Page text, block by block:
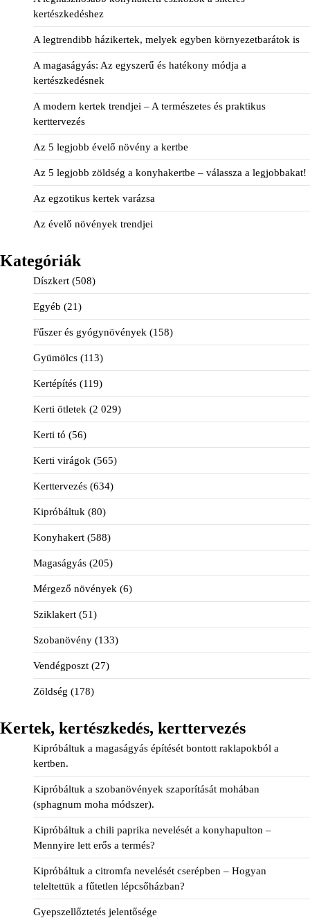
kertészkedéshez
A legtrendibb házikertek, melyek egyben környezetbarátok is
A magaságyás: Az egyszerű és hatékony módja a
kertészkedésnek
A modern kertek trendjei – A természetes és praktikus
kerttervezés
Az 5 legjobb évelő növény a kertbe
Az 5 legjobb zöldség a konyhakertbe – válassza a legjobbakat!
Az egzotikus kertek varázsa
Az évelő növények trendjei
Kategóriák
Díszkert (508)
Egyéb (21)
Fűszer és gyógynövények (158)
Gyümölcs (113)
Kertépítés (119)
Kerti ötletek (2 029)
Kerti tó (56)
Kerti virágok (565)
Kerttervezés (634)
Kipróbáltuk (80)
Konyhakert (588)
Magaságyás (205)
Mérgező növények (6)
Sziklakert (51)
Szobanövény (133)
Vendégposzt (27)
Zöldség (178)
Kertek, kertészkedés, kerttervezés
Kipróbáltuk a magaságyás építését bontott raklapokból a
kertben.
Kipróbáltuk a szobanövények szaporítását mohában
(sphagnum moha módszer).
Kipróbáltuk a chili paprika nevelését a konyhapulton –
Mennyire lett erős a termés?
Kipróbáltuk a citromfa nevelését cserépben – Hogyan
teleltettük a fűtetlen lépcsőházban?
Gyepszellőztetés jelentősége